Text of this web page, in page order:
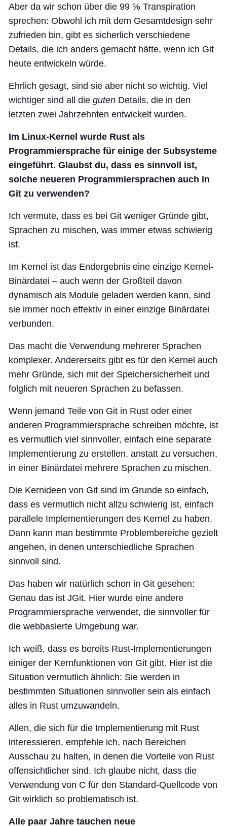
Aber da wir schon über die 99 % Transpiration
sprechen: Obwohl ich mit dem Gesamtdesign sehr
zufrieden bin, gibt es sicherlich verschiedene
Details, die ich anders gemacht hätte, wenn ich Git
heute entwickeln würde.
Ehrlich gesagt, sind sie aber nicht so wichtig. Viel
wichtiger sind all die guten Details, die in den
letzten zwei Jahrzehnten entwickelt wurden.
Im Linux-Kernel wurde Rust als
Programmiersprache für einige der Subsysteme
eingeführt. Glaubst du, dass es sinnvoll ist,
solche neueren Programmiersprachen auch in
Git zu verwenden?
Ich vermute, dass es bei Git weniger Gründe gibt,
Sprachen zu mischen, was immer etwas schwierig
ist.
Im Kernel ist das Endergebnis eine einzige Kernel-
Binärdatei – auch wenn der Großteil davon
dynamisch als Module geladen werden kann, sind
sie immer noch effektiv in einer einzige Binärdatei
verbunden.
Das macht die Verwendung mehrerer Sprachen
komplexer. Andererseits gibt es für den Kernel auch
mehr Gründe, sich mit der Speichersicherheit und
folglich mit neueren Sprachen zu befassen.
Wenn jemand Teile von Git in Rust oder einer
anderen Programmiersprache schreiben möchte, ist
es vermutlich viel sinnvoller, einfach eine separate
Implementierung zu erstellen, anstatt zu versuchen,
in einer Binärdatei mehrere Sprachen zu mischen.
Die Kernideen von Git sind im Grunde so einfach,
dass es vermutlich nicht allzu schwierig ist, einfach
parallele Implementierungen des Kernel zu haben.
Dann kann man bestimmte Problembereiche gezielt
angehen, in denen unterschiedliche Sprachen
sinnvoll sind.
Das haben wir natürlich schon in Git gesehen:
Genau das ist JGit. Hier wurde eine andere
Programmiersprache verwendet, die sinnvoller für
die webbasierte Umgebung war.
Ich weiß, dass es bereits Rust-Implementierungen
einiger der Kernfunktionen von Git gibt. Hier ist die
Situation vermutlich ähnlich: Sie werden in
bestimmten Situationen sinnvoller sein als einfach
alles in Rust umzuwandeln.
Allen, die sich für die Implementierung mit Rust
interessieren, empfehle ich, nach Bereichen
Ausschau zu halten, in denen die Vorteile von Rust
offensichtlicher sind. Ich glaube nicht, dass die
Verwendung von C für den Standard-Quellcode von
Git wirklich so problematisch ist.
Alle paar Jahre tauchen neue